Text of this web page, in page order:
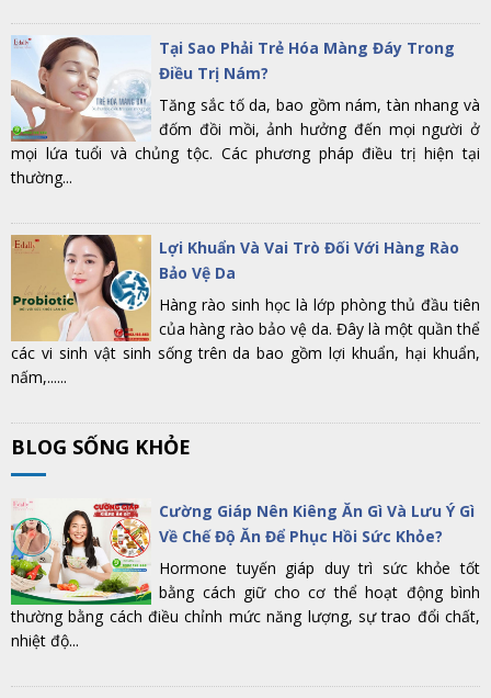
Tại Sao Phải Trẻ Hóa Màng Đáy Trong
Điều Trị Nám?
Tăng sắc tố da, bao gồm nám, tàn nhang và
đốm đồi mồi, ảnh hưởng đến mọi người ở
mọi lứa tuổi và chủng tộc. Các phương pháp điều trị hiện tại
thường...
Lợi Khuẩn Và Vai Trò Đối Với Hàng Rào
Bảo Vệ Da
Hàng rào sinh học là lớp phòng thủ đầu tiên
của hàng rào bảo vệ da. Đây là một quần thể
các vi sinh vật sinh sống trên da bao gồm lợi khuẩn, hại khuẩn,
nấm,......
BLOG SỐNG KHỎE
Cường Giáp Nên Kiêng Ăn Gì Và Lưu Ý Gì
Về Chế Độ Ăn Để Phục Hồi Sức Khỏe?
Hormone tuyến giáp duy trì sức khỏe tốt
bằng cách giữ cho cơ thể hoạt động bình
thường bằng cách điều chỉnh mức năng lượng, sự trao đổi chất,
nhiệt độ...